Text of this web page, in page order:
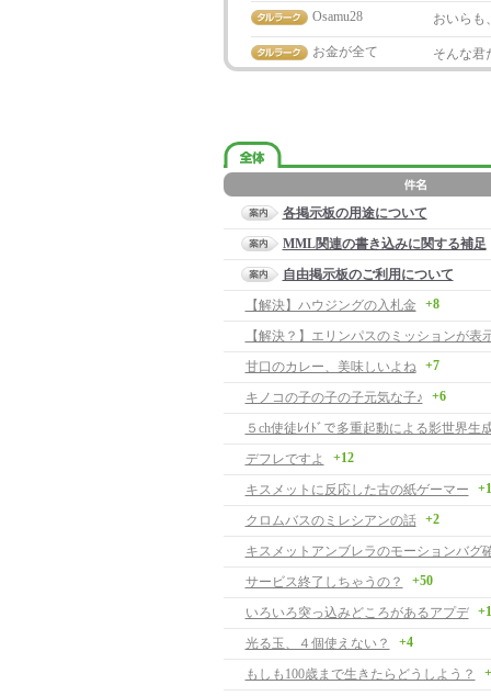
Osamu28 おいらも
お金が全て そんな君
各掲示板の用途について
MML関連の書き込みに関する補足
自由掲示板のご利用について
【解決】ハウジングの入札金
+8
甘口のカレー、美味しいよね +7
キノコの子の子の子元気な子♪ +6
５ch使徒ﾚｲﾄﾞで多重起動による影世界生
デフレですよ
+12
キスメットに反応した古の紙ゲーマー +1
クロムバスのミレシアンの話 +2
キスメットアンブレラのモーションバグ
サービス終了しちゃうの？
+50
いろいろ突っ込みどころがあるアプデ
光る玉、４個使えない？ +4
もしも100歳まで生きたらどうしよう？